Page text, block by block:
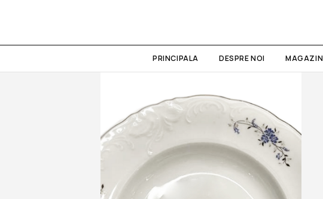
PRINCIPALA DESPRE NOI MAGAZIN